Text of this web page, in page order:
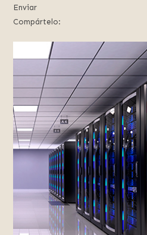
Enviar
Compártelo: